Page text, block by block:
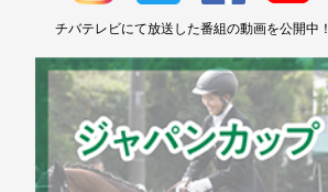
チバテレビにて放送した番組の動画を公開中！